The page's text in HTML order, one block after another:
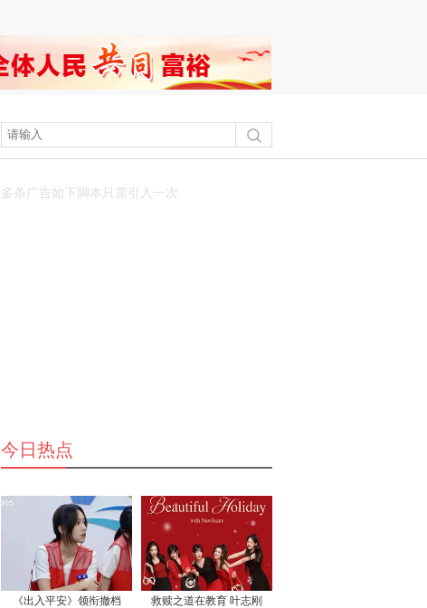
多条广告如下脚本只需引入一次
今日热点
《出入平安》领衔撤档
救赎之道在教育 叶志刚